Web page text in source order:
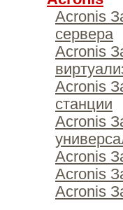
Acronis
сервера
Acronis
Acronis
станции
Acronis
Acronis
Acronis
Acronis